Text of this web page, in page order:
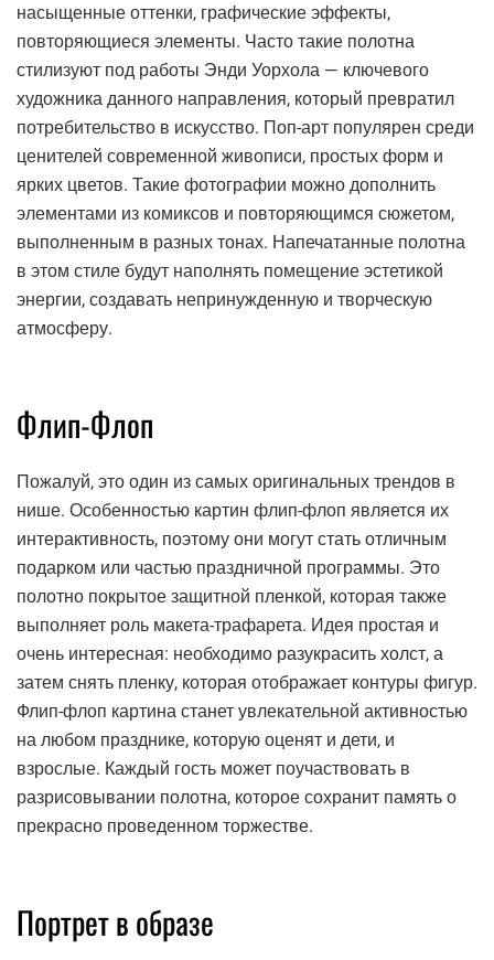
насыщенные оттенки, графические эффекты,
повторяющиеся элементы. Часто такие полотна
стилизуют под работы Энди Уорхола — ключевого
художника данного направления, который превратил
потребительство в искусство. Поп-арт популярен среди
ценителей современной живописи, простых форм и
ярких цветов. Такие фотографии можно дополнить
элементами из комиксов и повторяющимся сюжетом,
выполненным в разных тонах. Напечатанные полотна
в этом стиле будут наполнять помещение эстетикой
энергии, создавать непринужденную и творческую
атмосферу.
Флип-Флоп
Пожалуй, это один из самых оригинальных трендов в
нише. Особенностью картин флип-флоп является их
интерактивность, поэтому они могут стать отличным
подарком или частью праздничной программы. Это
полотно покрытое защитной пленкой, которая также
выполняет роль макета-трафарета. Идея простая и
очень интересная: необходимо разукрасить холст, а
затем снять пленку, которая отображает контуры фигур.
Флип-флоп картина станет увлекательной активностью
на любом празднике, которую оценят и дети, и
взрослые. Каждый гость может поучаствовать в
разрисовывании полотна, которое сохранит память о
прекрасно проведенном торжестве.
Портрет в образе